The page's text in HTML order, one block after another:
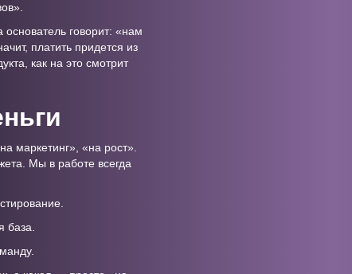
основатель говорит: «нам
платить придется из
как на это смотрит
маркетинг», «на рост».
Мы в работе всегда
база.